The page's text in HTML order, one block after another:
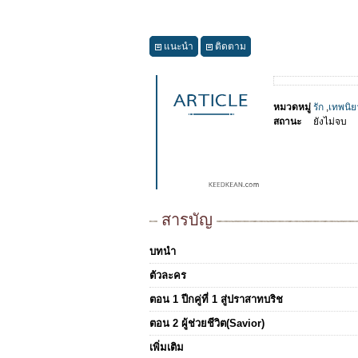
แนะนำ ติดตาม
หมวดหมู่ รัก ,เทพนิ
สถานะ
ยังไม่จบ
สารบัญ
บทนำ
ตัวละคร
ตอน 1 ปีกคู่ที่ 1 สู่ปราสาทบริช
ตอน 2 ผู้ช่วยชีวิต(Savior)
เพิ่มเติม